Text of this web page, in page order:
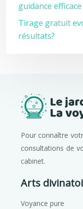
guidance efficace
Tirage gratuit
résultats?
Pour connaître
consultations de
cabinet.
Arts
Voyance pure